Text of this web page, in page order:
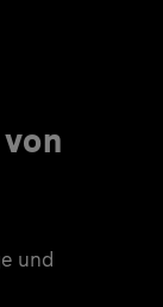
und